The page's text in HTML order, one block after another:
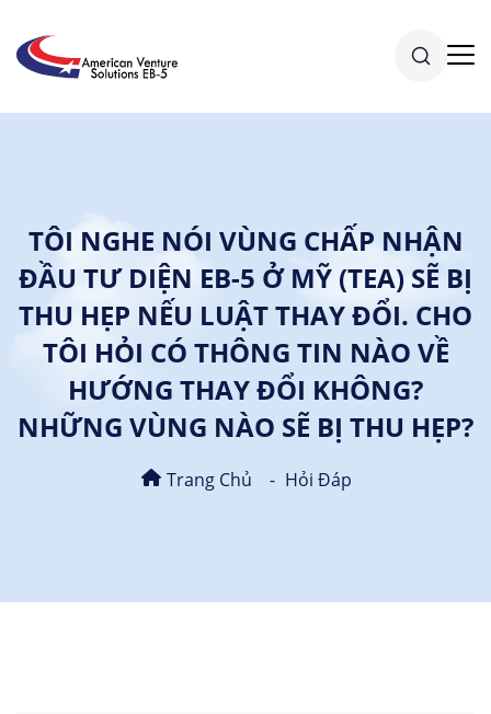
TÔI NGHE NÓI VÙNG CHẤP NHẬN
ĐẦU TƯ DIỆN EB-5 Ở MỸ (TEA) SẼ BỊ
THU HẸP NẾU LUẬT THAY ĐỔI. CHO
TÔI HỎI CÓ THÔNG TIN NÀO VỀ
HƯỚNG THAY ĐỔI KHÔNG?
NHỮNG VÙNG NÀO SẼ BỊ THU HẸP?
Trang Chủ Hỏi Đáp